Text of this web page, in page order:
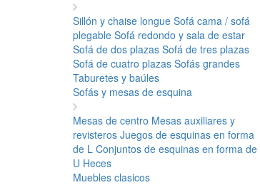
Sillón y chaise longue Sofá cama / sofá
plegable Sofá redondo y sala de estar
Sofá de dos plazas Sofá de tres plazas
Sofá de cuatro plazas Sofás grandes
Taburetes y baúles
Sofás y mesas de esquina
Mesas de centro Mesas auxiliares y
revisteros Juegos de esquinas en forma
de L Conjuntos de esquinas en forma de
U Heces
Muebles clasicos